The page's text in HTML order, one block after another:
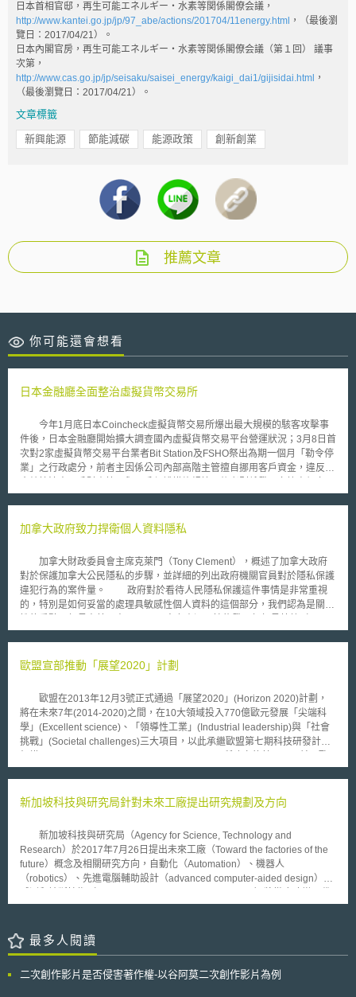
日本首相官邸，再生可能エネルギー・水素等関係閣僚会議，
http://www.kantei.go.jp/jp/97_abe/actions/201704/11energy.html ，（最後瀏
覽日：2017/04/21）。
日本內閣官房，再生可能エネルギー・水素等関係閣僚会議（第１回） 議事
次第，
http://www.cas.go.jp/jp/seisaku/saisei_energy/kaigi_dai1/gijisidai.html ，
（最後瀏覽日：2017/04/21）。
文章標籤
新興能源 節能減碳 能源政策 創新創業
推薦文章
你可能還會想看
日本金融廳全面整治虛擬貨幣交易所
今年1月底日本Coincheck虛擬貨幣交易所爆出最大規模的駭客攻擊事
件後，日本金融廳開始擴大調查國內虛擬貨幣交易平台營運狀況；3月8日首
次對2家虛擬貨幣交易平台業者Bit Station及FSHO祭出為期一個月「勒令停
業」之行政處分，前者主因係公司內部高階主管擅自挪用客戶資金，違反資
時，網路系統並未進行用戶認證，公司亦未對員工進行內部培訓課程，違反
Coincheck、Bicrements、GMO Coin、Tech Bureau，及Mr.Exchange等5
資恐、資金管理系統、內部稽核與內部控制系統及用戶客服系統等，避免再
度發生大型駭客攻擊事件。 另為能有效地建立虛擬貨幣交易市場管制
規範，日本金融廳宣布成立「虛擬貨幣交易產業研究小組」，並由學者、金
融業者及虛擬貨幣業者為主要成員，為將來虛擬貨幣市場可能面臨各種議
鏡，於行政管制強度做適當之調整，尤其我國為亞太防制洗錢組織（APG）
隨著虛擬貨幣交易行為頻繁與發展態樣多變，日後對於虛擬貨幣交易之管制
政策與範圍都將備受矚目。
加拿大政府致力捍衛個人資料隱私
加拿大財政委員會主席克萊門（Tony Clement），概述了加拿大政府
對於保護加拿大公民隱私的步驟，並詳細的列出政府機關官員對於隱私保護
違犯行為的案件量。 政府對於看待人民隱私保護這件事情是非常重視
的，特別是如何妥當的處理具敏感性個人資料的這個部分，我們認為是關鍵
Finley）說：「我們對於所有違犯事件都會非常認真的面對，任何錯誤都是
徹查本部門下所有員工處理個人資料的作業程序、更新網路防護機制以禁止
當有任何事故發生時，會執行嚴格的通報機制及規劃完善的應變措施」。
自2006年以來，政府所採取加強隱私保護，並實行嚴格通報機制的新
興措施包括： 1.向隱私權委員會通報隱私侵害事故，並採取迅速措施進
行解決 2.完成隱私衝擊評估，以建置新的或實質性修正相關措施與行動
委員會辦公室 5.為因應各類新型侵害隱私權之事件，應持續建立新的應
告中，隱私權委員會指出，退伍軍人事務局已經明確的公告隱私權保護是現
階段非常重要的業務項目，該局正積極建立相關維護措施和計畫。」布萊尼
部長表示。 「我們將繼續努力，與隱私權委員會辦公室密切合作，確
保加拿大公民的隱私權保護」，部長克萊門回應道
歐盟宣部推動「展望2020」計劃
歐盟在2013年12月3號正式通過「展望2020」(Horizon 2020)計劃，
將在未來7年(2014-2020)之間，在10大領域投入770億歐元發展「尖端科
學」(Excellent science)、「領導性工業」(Industrial leadership)與「社會
挑戰」(Societal challenges)三大項目，以此承繼歐盟第七期科技研發計畫
盟在三大項目中，在今(2014)年發展項目分別是： 1.「尖端科學」：歐洲理
過獎學金的方式，鼓勵優秀的年輕研究者。 2. 「領導性工業」：透過18億
挑戰，例如是衛生、農業、海洋、生物科技、能源、交通、氣候行動、環
境、與資源利用等領域。 在各大項目當中，因資通訊(ICT)產業占整體
經濟4.8%外、且資通訊的研發設計(Research and Development) 又佔企業
整體營收約25%。因此，促使歐盟在「展望2020」在ICT領域發展預算編
的計算(Advanced Computing)。 3.未來網際網路(Future Internet) 4.內容技
術與資訊管理(Content technologies and information management)。 5.機
器人(Robotics) 6.微型、奈米科技、與光電(Micro- and nano-electronic
新加坡科技與研究局針對未來工廠提出研究規劃及方向
新加坡科技與研究局（Agency for Science, Technology and
Research）於2017年7月26日提出未來工廠（Toward the factories of the
future）概念及相關研究方向，自動化（Automation）、機器人
（robotics）、先進電腦輔助設計（advanced computer-aided design）、
工廠，可製造的產品範圍廣泛，從微型車乃至於飛機皆可生產。積層製造
高科技生產線來創造許多不同的產品項目，而不需要傳統大規模生產的設計
限制和成本，伴隨未來高效能電腦和感測技術之進步，積層製造速度也會隨
（cloud computing）、先進機器人（advanced robotics）、即時分析
最多人閱讀
二次創作影片是否侵害著作權-以谷阿莫二次創作影片為例